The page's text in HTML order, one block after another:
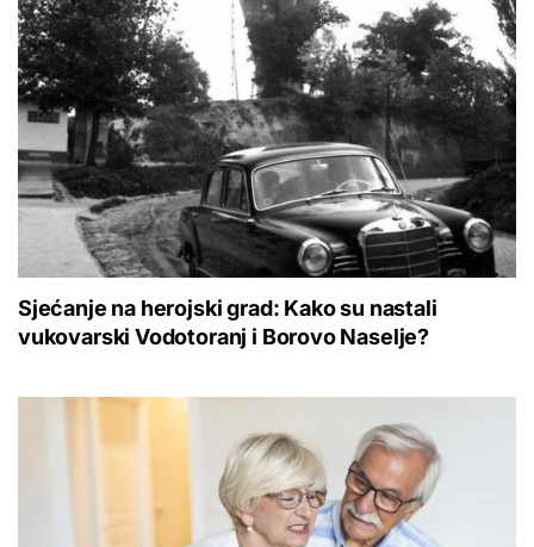
Sjećanje na herojski grad: Kako su nastali
vukovarski Vodotoranj i Borovo Naselje?